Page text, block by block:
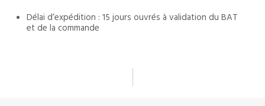
Délai d’expédition : 15 jours ouvrés à validation du BAT
et de la commande